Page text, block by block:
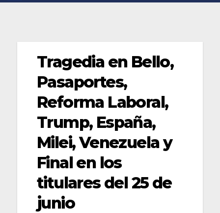
Tragedia en Bello,
Pasaportes,
Reforma Laboral,
Trump, España,
Milei, Venezuela y
Final en los
titulares del 25 de
junio